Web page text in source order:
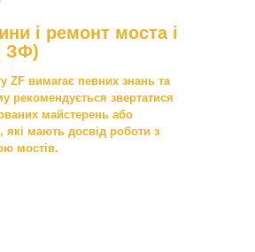
і ремонт моста і
ЗФ)
ZF вимагає певних знань та
рекомендується звертатися
майстерень або
які мають досвід роботи з
мостів.